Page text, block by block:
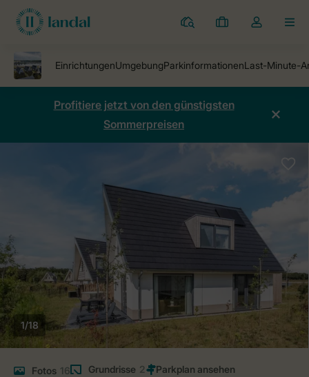
Ferienparks
Meine
Dropdown-
öffnen
Profitiere jetzt von den günstigsten
Sommerpreisen
1/18
Fotos 16 Grundrisse 2